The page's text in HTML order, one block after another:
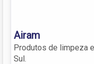
Airam
Produtos de limpeza
Sul.